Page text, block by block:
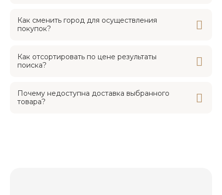
Как сменить город для осуществления
покупок?
Как отсортировать по цене результаты
поиска?
Почему недоступна доставка выбранного
товара?